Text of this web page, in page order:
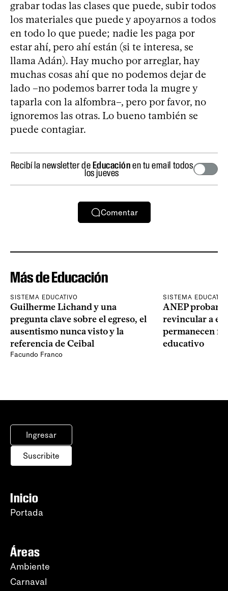
grabar todas las clases que puede, subir todos
los materiales que puede y apoyarnos a todos
en todo lo que puede; nadie les paga por
estar ahí, pero ahí están (si te interesa, se
llama Adán). Hay mucho por arreglar, hay
muchas cosas ahí que no podemos dejar de
lado –no podemos barrer toda la mugre y
taparla con la alfombra–, pero por favor, no
ignoremos las otras. Lo bueno también se
puede contagiar.
Recibí la newsletter deEducaciónen tu email todos
los jueves
Comentar
Más de Educación
SISTEMA EDUCATIVO
Guilherme Lichand y una
pregunta clave sobre el egreso, el
ausentismo nunca visto y la
referencia de Ceibal
Facundo Franco
SISTEMA
ANEP probará
revincular a
permanecen
educativo
Ingresar
Suscribite
Inicio
Portada
Áreas
Ambiente
Carnaval